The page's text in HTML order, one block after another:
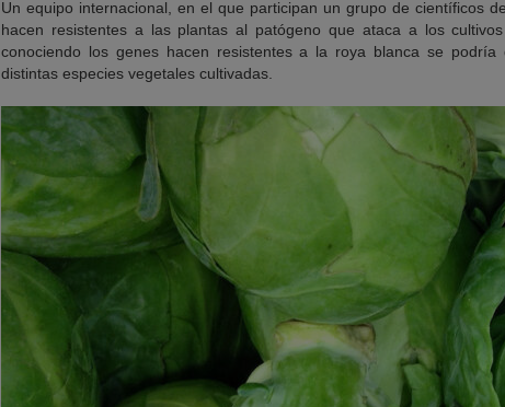
Un equipo internacional, en el que participan un grupo de científicos
hacen resistentes a las plantas al patógeno que ataca a los
conociendo los genes hacen resistentes a la roya blanca se
distintas especies vegetales cultivadas.